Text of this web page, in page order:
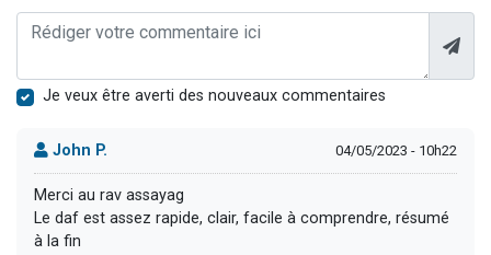
Je veux être averti des nouveaux commentaires
John P. 04/05/2023 - 10h22
Merci au rav assayag
Le daf est assez rapide, clair, facile à comprendre, résumé
à la fin